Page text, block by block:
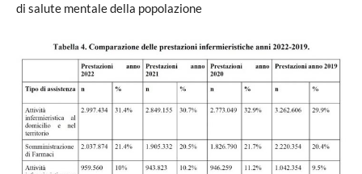
di salute mentale della popolazione